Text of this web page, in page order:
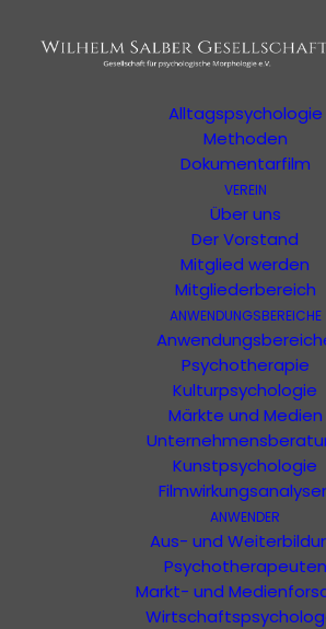
MORPHOLOGIE
Der Begründer
Alltagspsychologie
Methoden
Dokumentarfilm
VEREIN
Über uns
Der Vorstand
Mitglied werden
Mitgliederbereich
ANWENDUNGSBEREICHE
Psychotherapie
Kulturpsychologie
Märkte und Medien
Kunstpsychologie
ANWENDER
Aus- und
Psychotherapeuten
Markt- und
Ihre
Ergebnisse Ihrer Suche oder
Bilderleben